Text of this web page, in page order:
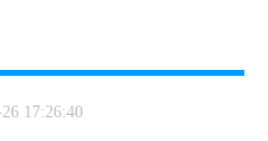
17:26:40